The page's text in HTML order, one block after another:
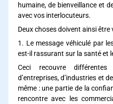
humaine, de bienveillance et
avec vos interlocuteurs.
Deux choses doivent ainsi être
1. Le message véhiculé par
est-il rassurant sur la santé et
Ceci recouvre
d’entreprises, d’industries et
même : une partie de la
rencontre avec les